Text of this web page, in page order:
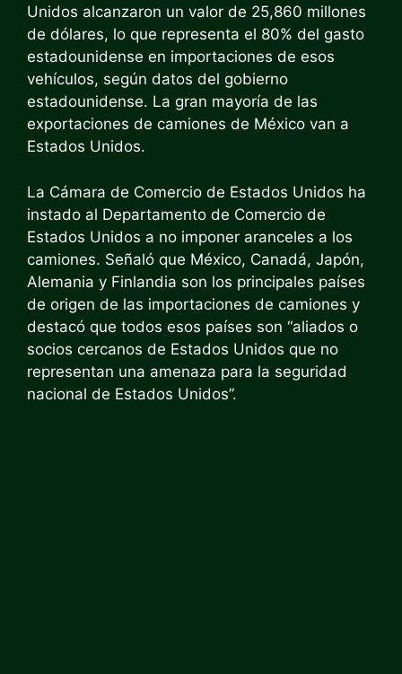
Unidos alcanzaron un valor de 25,860 millones
de dólares, lo que representa el 80% del gasto
estadounidense en importaciones de esos
vehículos, según datos del gobierno
estadounidense. La gran mayoría de las
exportaciones de camiones de México van a
Estados Unidos.
La Cámara de Comercio de Estados Unidos ha
instado al Departamento de Comercio de
Estados Unidos a no imponer aranceles a los
camiones. Señaló que México, Canadá, Japón,
Alemania y Finlandia son los principales países
de origen de las importaciones de camiones y
destacó que todos esos países son “aliados o
socios cercanos de Estados Unidos que no
representan una amenaza para la seguridad
nacional de Estados Unidos”.